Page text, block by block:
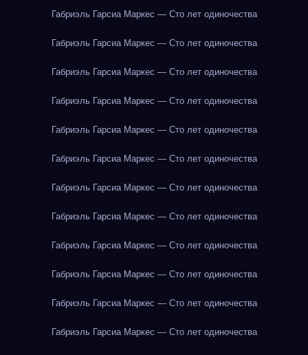
Габриэль Гарсиа Маркес — Сто лет одиночества
Габриэль Гарсиа Маркес — Сто лет одиночества
Габриэль Гарсиа Маркес — Сто лет одиночества
Габриэль Гарсиа Маркес — Сто лет одиночества
Габриэль Гарсиа Маркес — Сто лет одиночества
Габриэль Гарсиа Маркес — Сто лет одиночества
Габриэль Гарсиа Маркес — Сто лет одиночества
Габриэль Гарсиа Маркес — Сто лет одиночества
Габриэль Гарсиа Маркес — Сто лет одиночества
Габриэль Гарсиа Маркес — Сто лет одиночества
Габриэль Гарсиа Маркес — Сто лет одиночества
Габриэль Гарсиа Маркес — Сто лет одиночества